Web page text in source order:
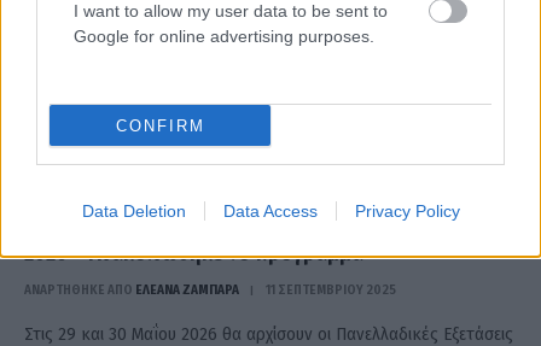
I want to allow my user data to be sent to
Google for online advertising purposes.
CONFIRM
Data Deletion Data Access Privacy Policy
Πότε θα ξεκινήσουν οι Πανελλάδικές εξετάσεις το
2026 – Ανακοινώθηκε το πρόγραμμα
ΑΝΑΡΤΗΘΗΚΕ ΑΠΟ ΕΛΕΑΝΑ ΖΑΜΠΑΡΑ 11 ΣΕΠΤΕΜΒΡΊΟΥ 2025
Στις 29 και 30 Μαΐου 2026 θα αρχίσουν οι Πανελλαδικές Εξετάσεις